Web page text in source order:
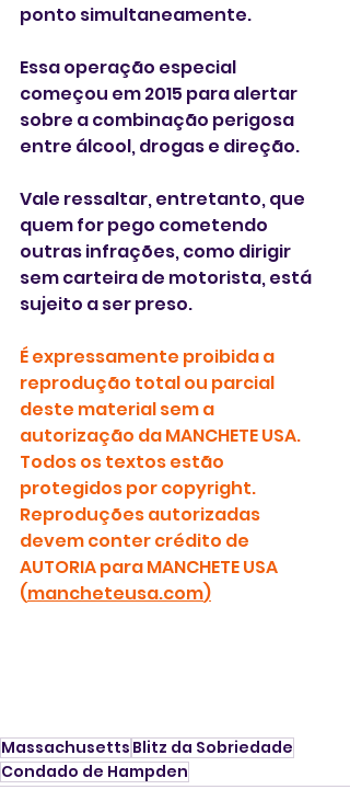
ponto simultaneamente.
Essa operação especial
começou em 2015 para alertar
sobre a combinação perigosa
entre álcool, drogas e direção.
Vale ressaltar, entretanto, que
quem for pego cometendo
outras infrações, como dirigir
sem carteira de motorista, está
sujeito a ser preso.
É expressamente proibida a
reprodução total ou parcial
deste material sem a
autorização da MANCHETE USA.
Todos os textos estão
protegidos por copyright.
Reproduções autorizadas
devem conter crédito de
AUTORIA para MANCHETE USA
(mancheteusa.com)
Massachusetts Blitz da Sobriedade
Condado de Hampden